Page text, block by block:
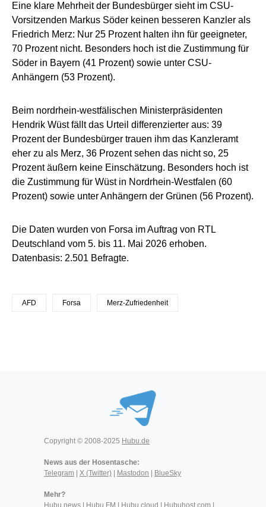
Eine klare Mehrheit der Bundesbürger sieht im CSU-
Vorsitzenden Markus Söder keinen besseren Kanzler als
Friedrich Merz: Nur 25 Prozent halten ihn für geeigneter,
70 Prozent nicht. Besonders hoch ist die Zustimmung für
Söder in Bayern (41 Prozent) sowie unter CSU-
Anhängern (53 Prozent).
Beim nordrhein-westfälischen Ministerpräsidenten
Hendrik Wüst fällt das Urteil differenzierter aus: 39
Prozent der Bundesbürger trauen ihm das Kanzleramt
eher zu als Merz, 36 Prozent sehen das nicht so, 25
Prozent äußern keine Einschätzung. Besonders hoch ist
die Zustimmung für Wüst in Nordrhein-Westfalen (60
Prozent) sowie unter Anhängern der Grünen (56 Prozent).
Die Daten wurden von Forsa im Auftrag von RTL
Deutschland vom 5. bis 11. Mai 2026 erhoben.
Datenbasis: 2.501 Befragte.
AFD Forsa Merz-Zufriedenheit
Copyright © 2008-2025 Hubu.de
News aus der Hosentasche:
Telegram
X (Twitter) Mastodon BlueSky
Mehr?
Hubu.news
Hubu.FM Hubu.cloud Hubuhost.com